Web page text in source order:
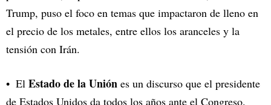
Trump, puso el foco en temas que impactaron de lleno en
el precio de los metales, entre ellos los aranceles y la
tensión con Irán.
El Estado de la Unión es un discurso que el presidente
de Estados Unidos da todos los años ante el Congreso.